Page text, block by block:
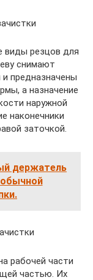
виды резцов для
снимают
предназначены
а назначение
наружной
наконечники
заточкой.
держатель
обычной
рабочей части
частью. Их